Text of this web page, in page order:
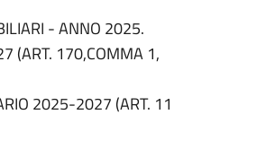
- ANNO 2025.
(ART. 170,COMMA 1,
2025-2027 (ART. 11